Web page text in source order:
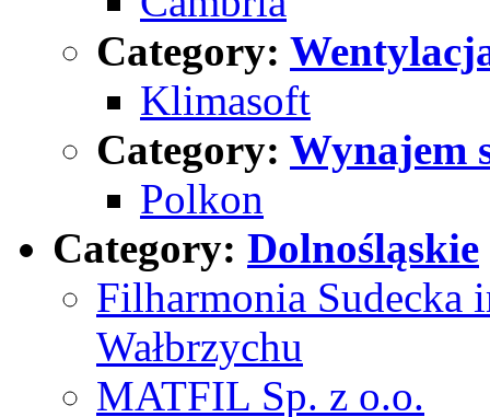
Category:
Klimasoft
Category: Wynajem
Polkon
Category: Dolnośląskie
Filharmonia Sudecka
Wałbrzychu
MATFIL Sp. z o.o.